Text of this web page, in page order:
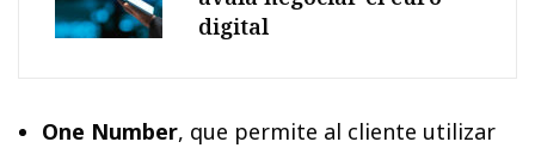
digital
One Number, que permite al cliente utilizar